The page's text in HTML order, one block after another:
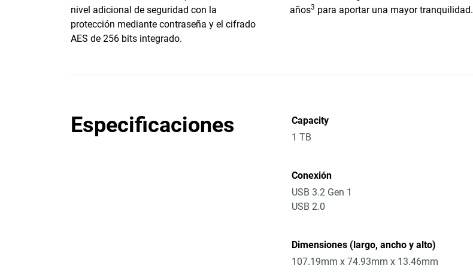
nivel adicional de seguridad con la
protección mediante contraseña y el cifrado
AES de 256 bits integrado.
años3 para aportar una mayor tranquilidad.
Especificaciones
Capacity
1 TB
Conexión
USB 3.2 Gen 1
USB 2.0
Dimensiones (largo, ancho y alto)
107.19mm x 74.93mm x 13.46mm